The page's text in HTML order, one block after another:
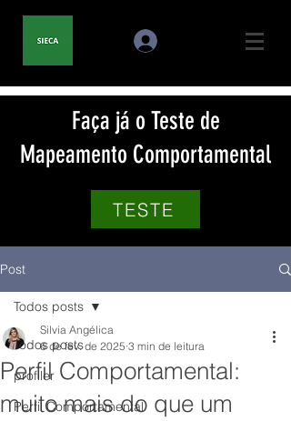
Faça já o Teste de
Mapeamento Comportamental
TESTE
Post
Todos posts
profiler
Perfil Comportamental
Todos posts
Perfil Comportamental:
muito mais do que um
Silvia Angélica
6 de fev. de 2025 3 min de leitura